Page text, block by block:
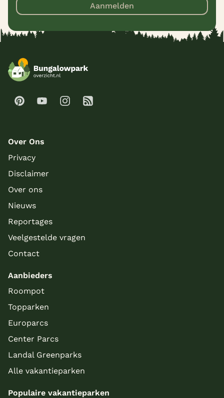
Aanmelden
Over Ons
Privacy
Disclaimer
Over ons
Nieuws
Reportages
Veelgestelde vragen
Contact
Aanbieders
Roompot
Topparken
Europarcs
Center Parcs
Landal Greenparks
Alle vakantieparken
Populaire vakantieparken